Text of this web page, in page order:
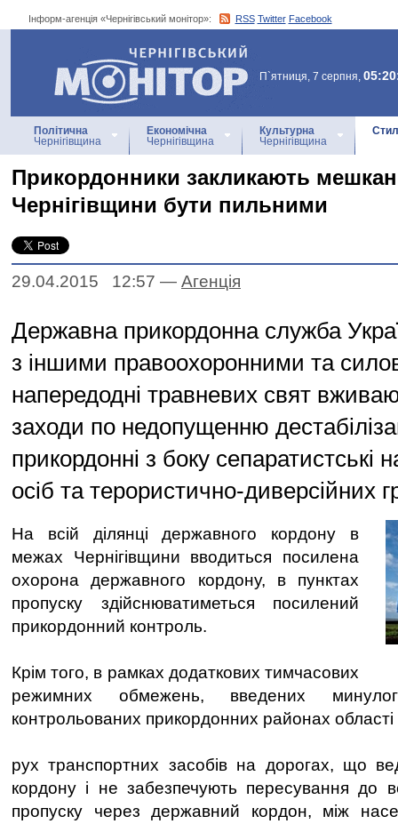
Інформ-агенція «Чернігівський монітор»: RSS Twitter Facebook
Інформ-агенція
«Чернігівський монітор»
П`ятниця, 7 серпня,
Політична
Чернігівщина
Економічна
Чернігівщина
Культурна
Чернігівщина
Прикордонники закликають
Чернігівщини бути пильними
29.04.2015 12:57 — Агенцiя
Державна прикордонна служба
з іншими правоохоронними та
напередодні травневих свят
заходи по недопущенню
прикордонні з боку сепаратистські
осіб та терористично-диверсійних
На всій ділянці державного кордону в
межах Чернігівщини вводиться посилена
охорона державного кордону, в пунктах
пропуску здійснюватиметься посилений
прикордонний контроль.
Крім того, в рамках додаткових тимчасових
режимних обмежень, введених
контрольованих прикордонних районах
рух транспортних засобів на дорогах, що
кордону і не забезпечують пересування до
пропуску через державний кордон, між